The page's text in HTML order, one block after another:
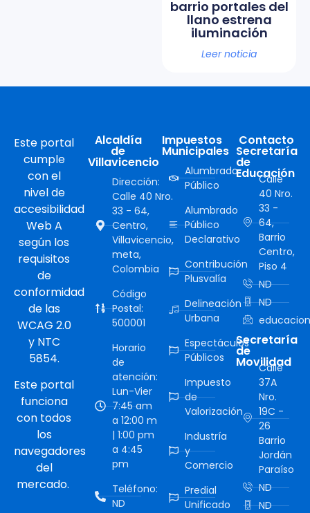
barrio portales del
llano estrena
iluminación
Leer noticia
Este portal
cumple
con el
nivel de
accesibilidad
Web A
según los
requisitos
de
conformidad
de las
WCAG 2.0
y NTC
5854.
Este portal
funciona
con todos
los
navegadores
del
mercado.
Alcaldía
de
Villavicencio
Dirección:
Calle 40 Nro.
33 - 64,
Centro,
Villavicencio,
meta,
Colombia
Código
Postal:
500001
Horario
de
atención:
Lun-Vier
7:45 am
a 12:00 m
| 1:00 pm
a 4:45
pm
Teléfono:
ND
Impuestos
Municipales
Alumbrado
Público
Alumbrado
Público
Declarativo
Contribución
Plusvalía
Delineación
Urbana
Espectáculos
Públicos
Impuesto
de
Valorización
Industría
y
Comercio
Predial
Unificado
Contacto
Secretaría
de
Educación
Calle
40 Nro.
33 -
64,
Barrio
Centro,
Piso 4
ND
ND
Secretaría
de
Movilidad
Calle
37A
Nro.
19C -
26
Barrio
Jordán
Paraíso
ND
ND